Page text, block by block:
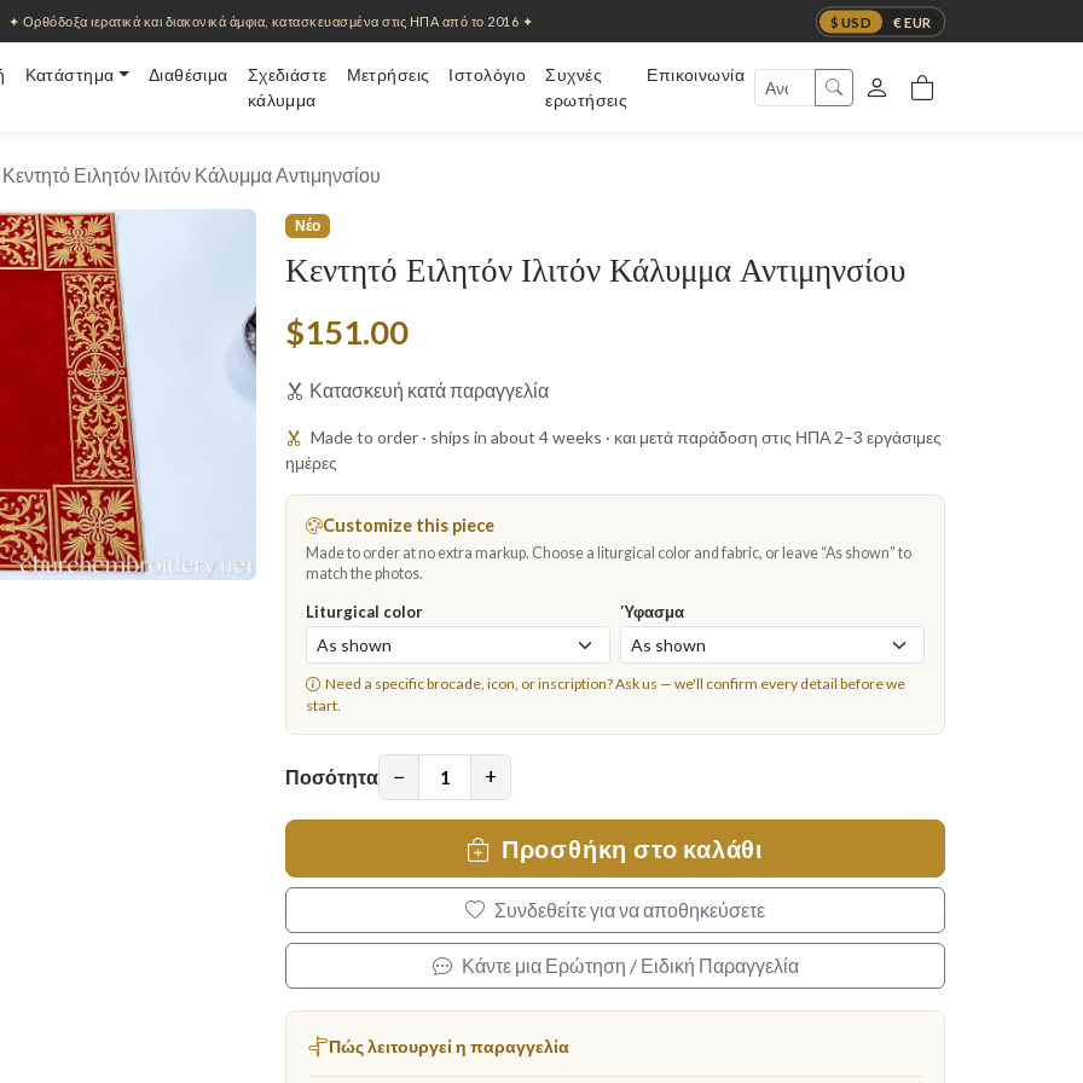
$ USD € EUR
✦ Ορθόδοξα ιερατικά και διακονικά άμφια, κατασκευασμένα στις ΗΠΑ από το 2016 ✦
Κατάστημα Διαθέσιμα
Σχεδιάστε
κάλυμμα
Μετρήσεις Ιστολόγιο
Συχνές
ερωτήσεις
Επικοινωνία
Κεντητό Ειλητόν Ιλιτόν Κάλυμμα Αντιμηνσίου
Νέο
Κεντητό Ειλητόν Ιλιτόν Κάλυμμα Αντιμηνσίου
$151.00
Κατασκευή κατά παραγγελία
Made to order · ships in about 4 weeks · και μετά παράδοση στις ΗΠΑ 2–3 εργάσιμες
ημέρες
Customize this piece
Made to order at no extra markup. Choose a liturgical color and fabric, or leave “As shown” to
match the photos.
Liturgical color Ύφασμα
Need a specific brocade, icon, or inscription?Ask us — we'll confirm every detail before we
start.
Ποσότητα − +
Προσθήκη στο καλάθι
Συνδεθείτε για να αποθηκεύσετε
Κάντε μια Ερώτηση / Ειδική Παραγγελία
Πώς λειτουργεί η παραγγελία